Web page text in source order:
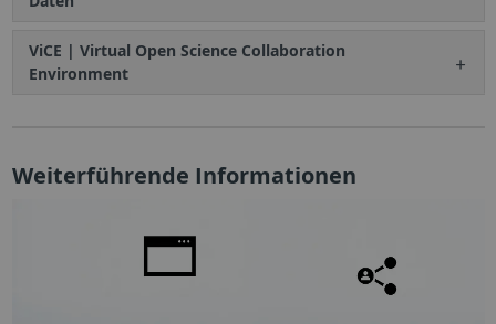
ViCE | Virtual Open Science Collaboration
Environment
Weiterführende Informationen